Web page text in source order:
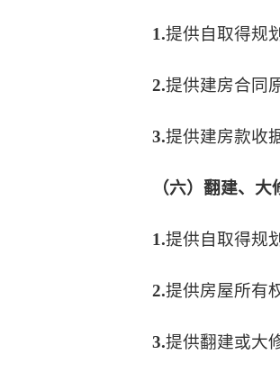
1.提供自取得规
2.提供建房合同
3.提供建房款收
（六）翻建、
1.提供自取得规
2.提供房屋所有
3.提供翻建或大